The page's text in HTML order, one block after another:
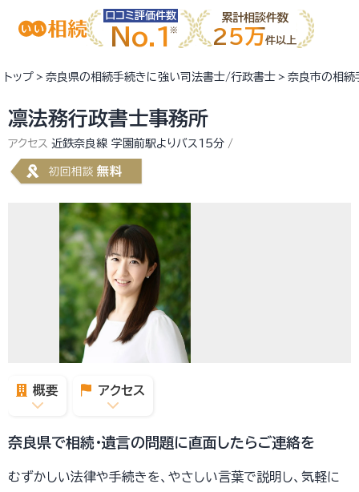
口コミ評価件数
No.1
累計相談件数
25万件以上
トップ 奈良県の相続手続きに強い司法書士/行政書士 奈良市の相続
凛法務行政書士事務所
アクセス 近鉄奈良線 学園前駅よりバス15分
概要 アクセス
奈良県で相続・遺言の問題に直面したらご連絡を
むずかしい法律や手続きを、やさしい言葉で説明し、気軽に